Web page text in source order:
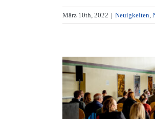
März 10th, 2022 | Neuigkeiten,